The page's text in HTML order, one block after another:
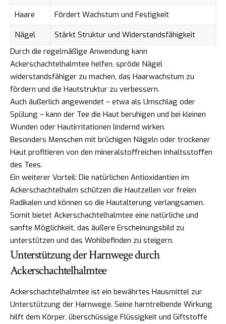
Haare
Fördert Wachstum und Festigkeit
Nägel
Stärkt Struktur und Widerstandsfähigkeit
Durch die regelmäßige Anwendung kann
Ackerschachtelhalmtee helfen, spröde Nägel
widerstandsfähiger zu machen, das Haarwachstum zu
fördern und die Hautstruktur zu verbessern.
Auch äußerlich angewendet – etwa als Umschlag oder
Spülung – kann der Tee die Haut beruhigen und bei kleinen
Wunden oder Hautirritationen lindernd wirken.
Besonders Menschen mit brüchigen Nägeln oder trockener
Haut profitieren von den mineralstoffreichen Inhaltsstoffen
des Tees.
Ein weiterer Vorteil: Die natürlichen Antioxidantien im
Ackerschachtelhalm schützen die Hautzellen vor freien
Radikalen und können so die Hautalterung verlangsamen.
Somit bietet Ackerschachtelhalmtee eine natürliche und
sanfte Möglichkeit, das äußere Erscheinungsbild zu
unterstützen und das Wohlbefinden zu steigern.
Unterstützung der Harnwege durch
Ackerschachtelhalmtee
Ackerschachtelhalmtee ist ein bewährtes Hausmittel zur
Unterstützung der Harnwege. Seine harntreibende Wirkung
hilft dem Körper, überschüssige Flüssigkeit und Giftstoffe